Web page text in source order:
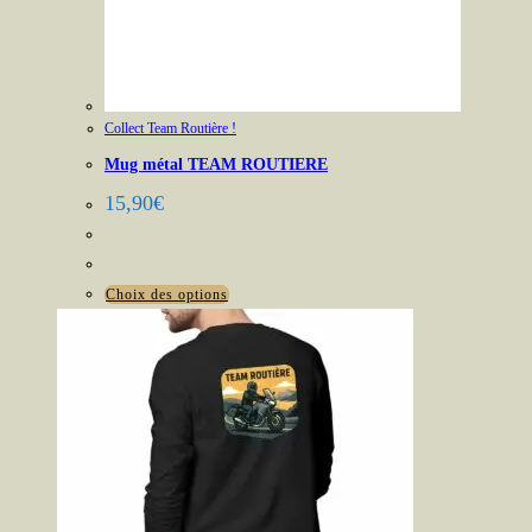
Collect Team Routière !
Mug métal TEAM ROUTIERE
15,90€
Choix des optionsCe
produit
plusieurs
variations.
Les